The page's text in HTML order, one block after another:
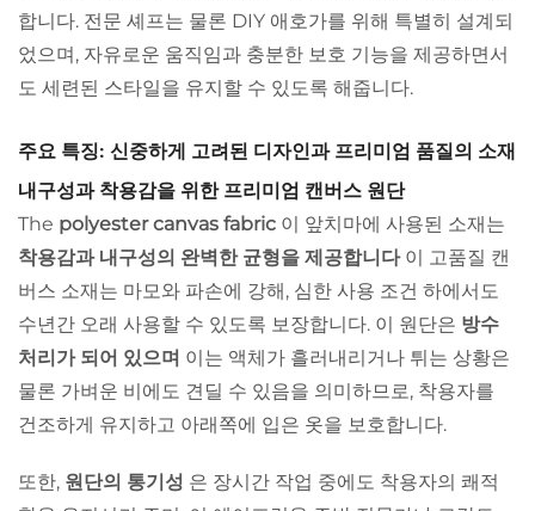
합니다. 전문 셰프는 물론 DIY 애호가를 위해 특별히 설계되
었으며, 자유로운 움직임과 충분한 보호 기능을 제공하면서
도 세련된 스타일을 유지할 수 있도록 해줍니다.
주요 특징: 신중하게 고려된 디자인과 프리미엄 품질의 소재
내구성과 착용감을 위한 프리미엄 캔버스 원단
The polyester canvas fabric 이 앞치마에 사용된 소재는
착용감과 내구성의 완벽한 균형을 제공합니다 이 고품질 캔
버스 소재는 마모와 파손에 강해, 심한 사용 조건 하에서도
수년간 오래 사용할 수 있도록 보장합니다. 이 원단은 방수
처리가 되어 있으며 이는 액체가 흘러내리거나 튀는 상황은
물론 가벼운 비에도 견딜 수 있음을 의미하므로, 착용자를
건조하게 유지하고 아래쪽에 입은 옷을 보호합니다.
또한, 원단의 통기성 은 장시간 작업 중에도 착용자의 쾌적